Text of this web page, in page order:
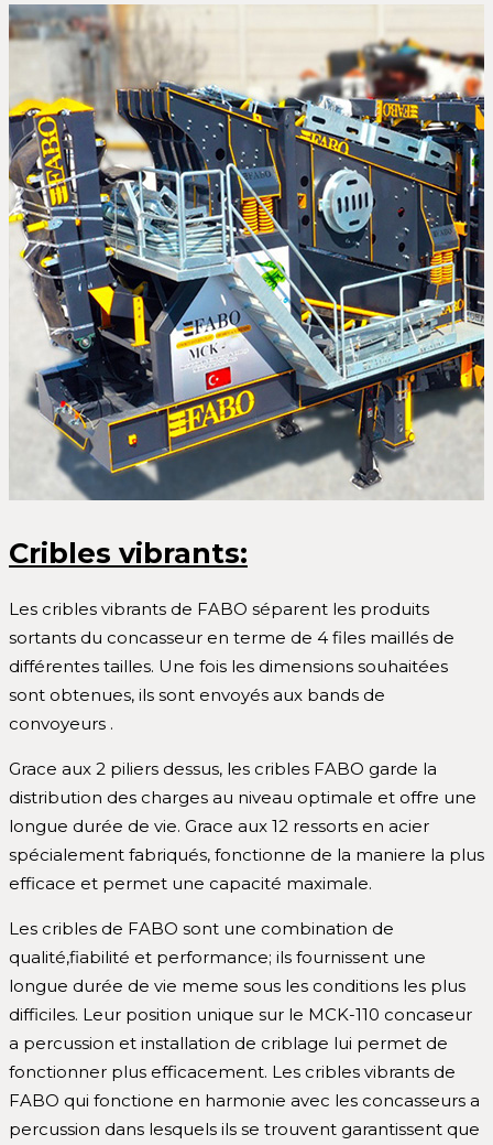
Cribles vibrants:
Les cribles vibrants de FABO séparent les produits
sortants du concasseur en terme de 4 files maillés de
différentes tailles. Une fois les dimensions souhaitées
sont obtenues, ils sont envoyés aux bands de
convoyeurs .
Grace aux 2 piliers dessus, les cribles FABO garde la
distribution des charges au niveau optimale et offre une
longue durée de vie. Grace aux 12 ressorts en acier
spécialement fabriqués, fonctionne de la maniere la plus
efficace et permet une capacité maximale.
Les cribles de FABO sont une combination de
qualité,fiabilité et performance; ils fournissent une
longue durée de vie meme sous les conditions les plus
difficiles. Leur position unique sur le MCK-110 concaseur
a percussion et installation de criblage lui permet de
fonctionner plus efficacement. Les cribles vibrants de
FABO qui fonctione en harmonie avec les concasseurs a
percussion dans lesquels ils se trouvent garantissent que